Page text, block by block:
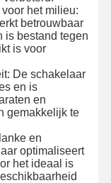
het milieu:
betrouwbaar
is bestand tegen
is voor
De schakelaar
en is
en
gemakkelijk te
en
optimaliseert
het ideaal is